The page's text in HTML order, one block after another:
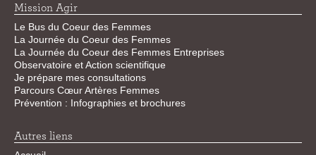
Mission Agir
Le Bus du Coeur des Femmes
La Journée du Coeur des Femmes
La Journée du Coeur des Femmes Entreprises
Observatoire et Action scientifique
Je prépare mes consultations
Parcours Cœur Artères Femmes
Prévention : Infographies et brochures
Autres liens